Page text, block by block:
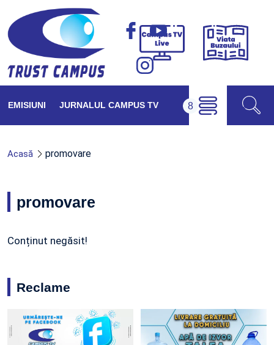
Campus
Viața
EMISIUNI JURNALUL CAMPUS TV
Acasă promovare
promovare
Conținut negăsit!
Reclame